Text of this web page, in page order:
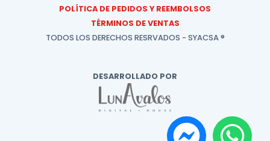
POLÍTICA DE PEDIDOS Y REEMBOLSOS
TÉRMINOS DE VENTAS
TODOS LOS DERECHOS RESRVADOS - SYACSA ®
DESARROLLADO POR